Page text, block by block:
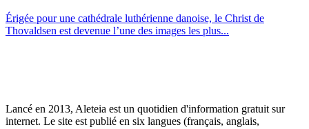
Érigée pour une cathédrale luthérienne danoise, le Christ de
Thovaldsen est devenue l’une des images les plus...
Lancé en 2013, Aleteia est un quotidien d'information gratuit sur
internet. Le site est publié en six langues (français, anglais,